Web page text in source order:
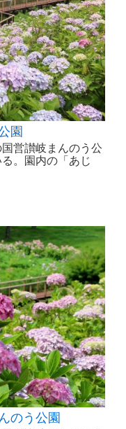
園
営讃岐まんのう公
。園内の「あじ
のう公園